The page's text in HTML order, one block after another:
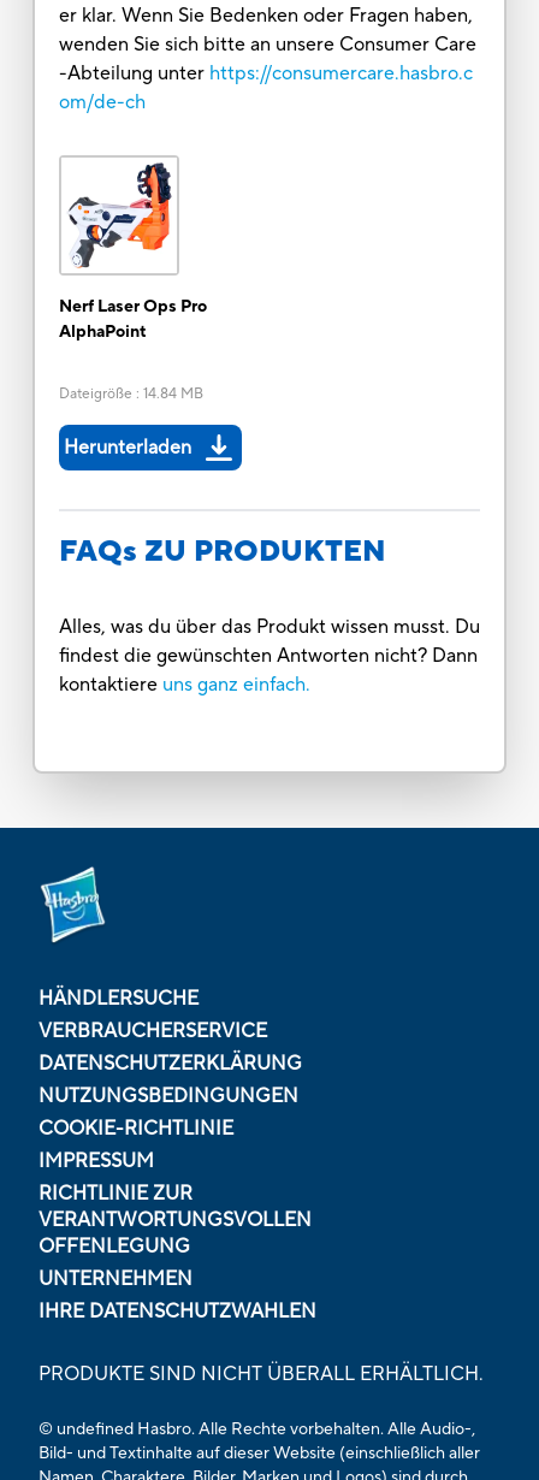
er klar. Wenn Sie Bedenken oder Fragen haben,
wenden Sie sich bitte an unsere Consumer Care
-Abteilung unter https://consumercare.hasbro.c
om/de-ch
Nerf Laser Ops Pro
AlphaPoint
Dateigröße : 14.84 MB
Herunterladen
FAQs ZU PRODUKTEN
Alles, was du über das Produkt wissen musst. Du
findest die gewünschten Antworten nicht? Dann
kontaktiere uns ganz einfach.
HÄNDLERSUCHE
VERBRAUCHERSERVICE
DATENSCHUTZERKLÄRUNG
NUTZUNGSBEDINGUNGEN
COOKIE-RICHTLINIE
IMPRESSUM
RICHTLINIE ZUR
VERANTWORTUNGSVOLLEN
OFFENLEGUNG
UNTERNEHMEN
IHRE DATENSCHUTZWAHLEN
PRODUKTE SIND NICHT ÜBERALL ERHÄLTLICH.
© undefined Hasbro. Alle Rechte vorbehalten. Alle Audio-,
Bild- und Textinhalte auf dieser Website (einschließlich aller